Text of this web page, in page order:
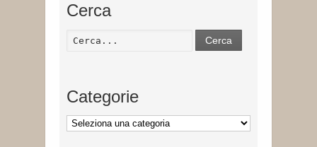
Cerca
Cerca
Categorie
Categorie